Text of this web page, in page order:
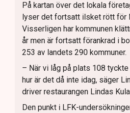
På kartan över det lokala
lyser det fortsatt ilsket rött för
Visserligen har kommunen
år men är fortsatt förankrad i
253 av landets 290 kommuner.
– När vi låg på plats 108
hur är det då inte idag, säger
driver restaurangen Lindas
Den punkt i LFK-